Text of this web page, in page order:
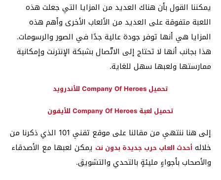
يمكننا القول بأن هناك العديد من المزايا التي جعلت هذه
اللعبة متفوقة على العديد من الألعاب الأخرى وأهم هذه
المزايا هي أنها توفر جودة عالية جدًا في الصور والرسومات.
هذا بجانب أنها لا تحتاج إلى الاتّصال بشبكة الإنترنت وإمكانية
ممارستها ولعبها سهل للغاية.
تحميل Company Of Heroes للأندرويد
تحميل لعبة Company Of Heroes للأيفون
إلى هنا ننتهي من مقالنا على موقع تقني 101 الذي ذكرنا من
خلاله أحدث العاب حرب جديدة بدون نت يمكن لعبها مع الأصدقاء
والأصحاب بأجواءٍ مليئةٍ بالتحدي والتشويق.